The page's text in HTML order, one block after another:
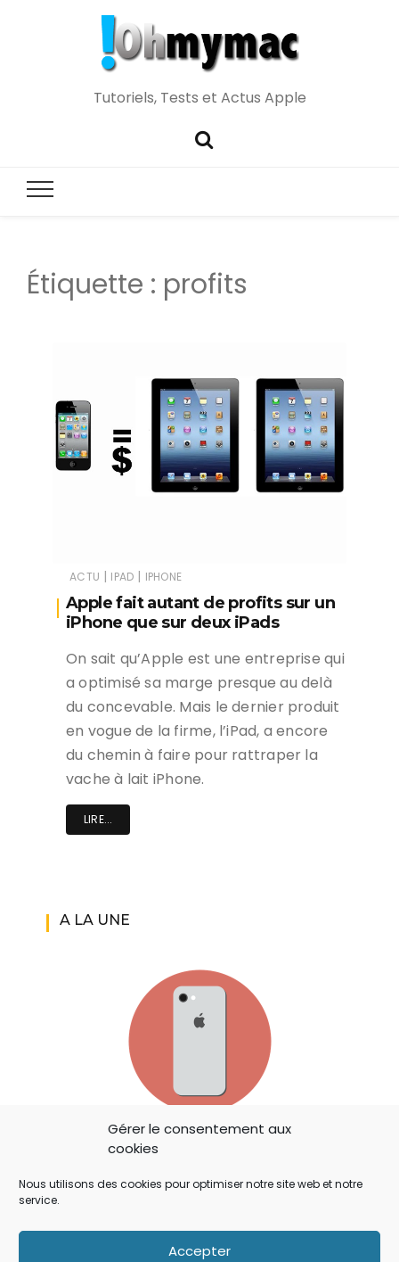
Gérer le consentement aux
cookies
Nous utilisons des cookies pour optimiser notre site web et notre
service.
Accepter
Tutoriels, Tests et Actus Apple
Étiquette : profits
ACTU | IPAD | IPHONE
Apple fait autant de profits sur un
iPhone que sur deux iPads
On sait qu’Apple est une entreprise qui
a optimisé sa marge presque au delà
du concevable. Mais le dernier produit
en vogue de la firme, l’iPad, a encore
du chemin à faire pour rattraper la
vache à lait iPhone.
LIRE...
A LA UNE
IOS 14: APPLE A AJOUTÉ UN BOUTON